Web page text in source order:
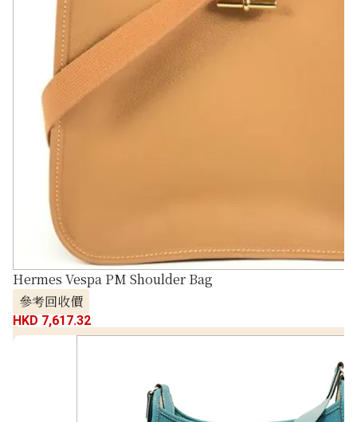
Hermes Vespa PM Shoulder Bag
參考回收價
HKD 7,617.32